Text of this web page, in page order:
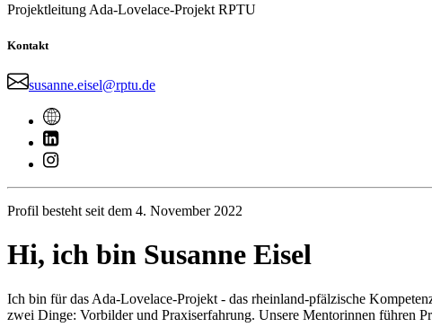
Projektleitung Ada-Lovelace-Projekt RPTU
Kontakt
susanne.eisel@rptu.de
Profil besteht seit dem 4. November 2022
Hi, ich bin Susanne Eisel
Ich bin für das Ada-Lovelace-Projekt - das rheinland-pfälzische
zwei Dinge: Vorbilder und Praxiserfahrung. Unsere Mentorinnen führen